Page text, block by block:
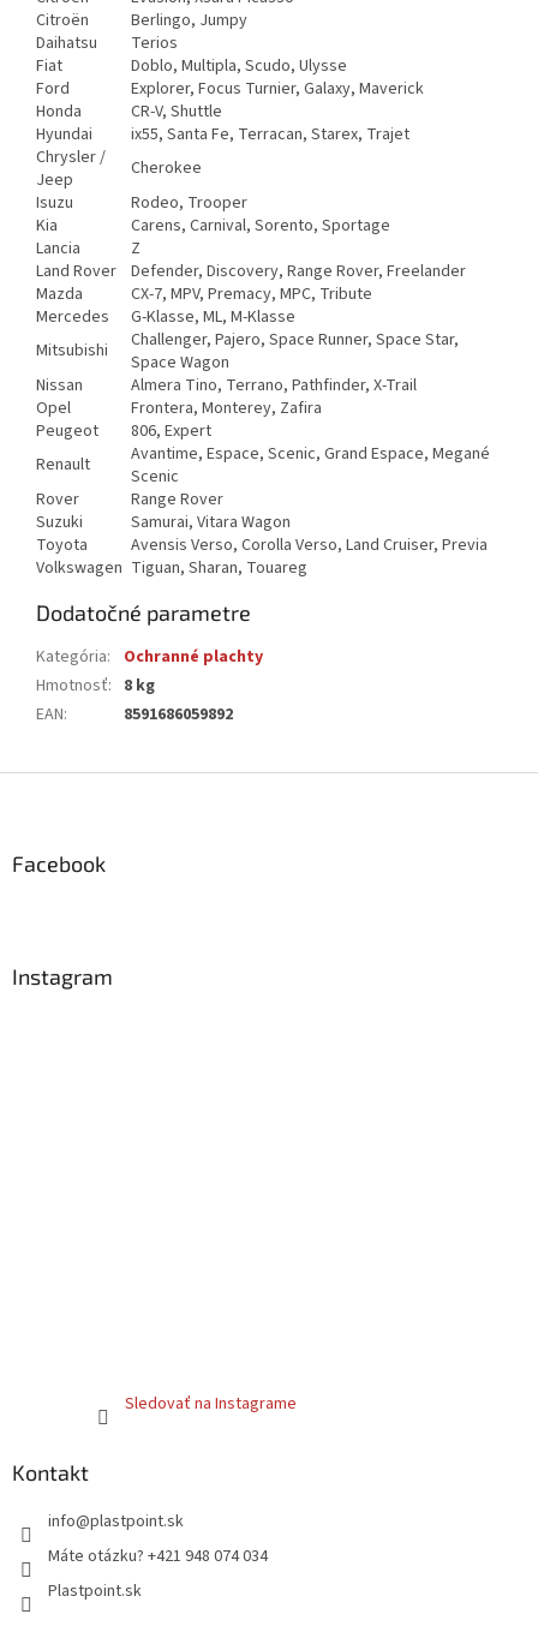
Citroën
Berlingo, Jumpy
Daihatsu
Terios
Fiat
Doblo, Multipla, Scudo, Ulysse
Ford
Explorer, Focus Turnier, Galaxy, Maverick
Honda
CR-V, Shuttle
Hyundai
ix55, Santa Fe, Terracan, Starex, Trajet
Chrysler /
Jeep
Cherokee
Isuzu
Rodeo, Trooper
Kia
Carens, Carnival, Sorento, Sportage
Lancia
Z
Land Rover Defender, Discovery, Range Rover, Freelander
Mazda
CX-7, MPV, Premacy, MPC, Tribute
Mercedes
G-Klasse, ML, M-Klasse
Mitsubishi
Challenger, Pajero, Space Runner, Space Star,
Space Wagon
Nissan
Almera Tino, Terrano, Pathfinder, X-Trail
Opel
Frontera, Monterey, Zafira
Peugeot
806, Expert
Renault
Avantime, Espace, Scenic, Grand Espace, Megané
Scenic
Rover
Range Rover
Suzuki
Samurai, Vitara Wagon
Toyota
Avensis Verso, Corolla Verso, Land Cruiser, Previa
Volkswagen Tiguan, Sharan, Touareg
Dodatočné parametre
Kategória:
Ochranné plachty
Hmotnosť: 8 kg
EAN: 8591686059892
Facebook
Instagram
Sledovať na Instagrame
Kontakt
info@plastpoint.sk
Máte otázku? +421 948 074 034
Plastpoint.sk